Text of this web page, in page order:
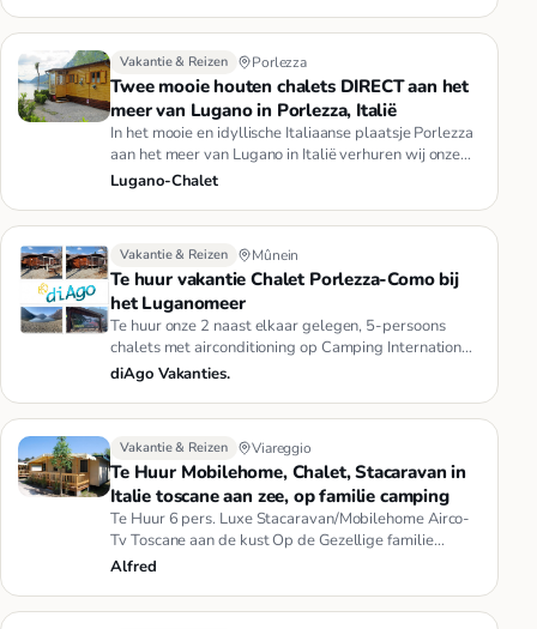
Vakantie & Reizen Porlezza
Twee mooie houten chalets DIRECT aan het
meer van Lugano in Porlezza, Italië
In het mooie en idyllische Italiaanse plaatsje Porlezza
aan het meer van Lugano in Italië verhuren wij onze
twee mooie h…
Lugano-Chalet
Vakantie & Reizen Mûnein
Te huur vakantie Chalet Porlezza-Como bij
het Luganomeer
Te huur onze 2 naast elkaar gelegen, 5-persoons
chalets met airconditioning op Camping International
in Porlezza-Como. D…
diAgo Vakanties.
Vakantie & Reizen Viareggio
Te Huur Mobilehome, Chalet, Stacaravan in
Italie toscane aan zee, op familie camping
Te Huur 6 pers. Luxe Stacaravan/Mobilehome Airco-
Tv Toscane aan de kust Op de Gezellige familie
Camping Paradisio in Tos…
Alfred